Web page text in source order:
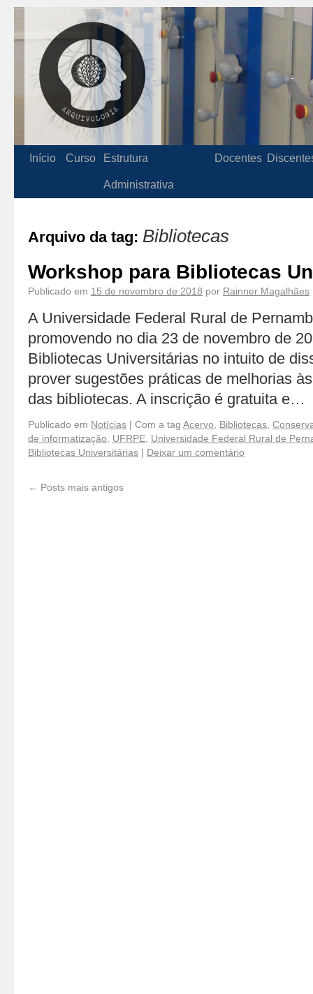
Início Curso Estrutura
Administrativa
Docentes
Arquivo da tag: Bibliotecas
Workshop para Bibliotecas
Publicado em 15 de novembro de 2018 por Rainner Magalhães
A Universidade Federal Rural de
promovendo no dia 23 de novembro de
Bibliotecas Universitárias no intuito de
prover sugestões práticas de melhorias
das bibliotecas. A inscrição é gratuita e…
Publicado em Notícias | Com a tag Acervo Bibliotecas
de informatização
UFRPE Universidade Federal Rural de
Bibliotecas Universitárias | Deixar um comentário
← Posts mais antigos